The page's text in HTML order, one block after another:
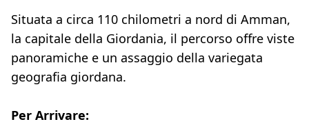
Situata a circa 110 chilometri a nord di Amman,
la capitale della Giordania, il percorso offre viste
panoramiche e un assaggio della variegata
geografia giordana.
Per Arrivare: